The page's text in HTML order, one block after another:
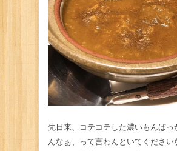
先日来、コテコテした濃いもんばっ
んなぁ、って言わんといてください